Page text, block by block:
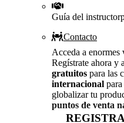
Guía del instructor
Contacto
Acceda a enormes
Regístrate ahora y
gratuitos para las
internacional
globalizar tu
puntos de venta